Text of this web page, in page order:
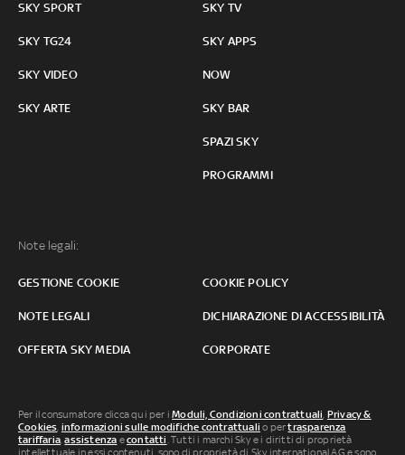
SKY SPORT
SKY TG24
SKY VIDEO
SKY ARTE
SKY TV
SKY APPS
NOW
SKY BAR
SPAZI SKY
PROGRAMMI
Note legali:
GESTIONE COOKIE COOKIE POLICY
NOTE LEGALI DICHIARAZIONE DI ACCESSIBILITÀ
OFFERTA SKY MEDIA CORPORATE
Per il consumatore clicca qui per iModuli, Condizioni contrattuali, Privacy &
Cookies, informazioni sulle modifiche contrattuali o pertrasparenza
tariffaria,assistenza econtatti. Tutti i marchi Sky e i diritti di proprietà